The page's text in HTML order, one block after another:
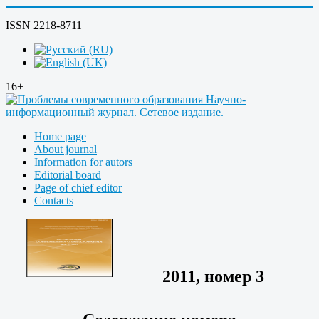
ISSN 2218-8711
16+
Home page
About journal
Information for autors
Editorial board
Page of chief editor
Contacts
2011, номер 3